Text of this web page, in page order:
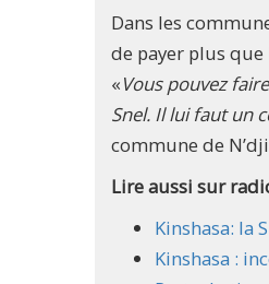
Dans les
de payer plus que
«Vous pouvez
Snel. Il lui faut un
commune de
Lire aussi sur
Kinshasa: la
Kinshasa :